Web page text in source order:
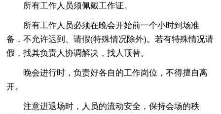
所有工作人员须佩戴工作证。
所有工作人员必须在晚会开始前一个小时到场准
备，不允许迟到、请假(特殊情况除外)。若有特殊情况请
假，找其负责人协调解决，找人顶替。
晚会进行时，负责好各自的工作岗位，不得擅自离
开。
注意进退场时，人员的流动安全，保持会场的秩